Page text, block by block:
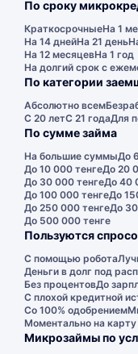
По сроку
КраткосрочныеНа 1
На 14 днейНа 21 день
На 12 месяцевНа 1 год
На долгий срок с
По категории
Абсолютно всем
С 20 летС 21 годаДля
По сумме займа
На большие суммыДо
До 10 000 тенгеДо 20
До 30 000 тенгеДо 40
До 100 000 тенгеДо
До 250 000 тенгеДо
До 500 000 тенге
Пользуются
С помощью робота
Деньги в долг под
Без процентовДо
С плохой кредитной
Со 100% одобрением
Моментально на карту
Микрозаймы по